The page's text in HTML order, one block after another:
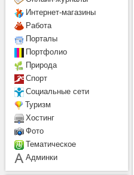
Интернет-магазины
Работа
Порталы
Портфолио
Природа
Спорт
Социальные сети
Туризм
Хостинг
Фото
Тематическое
Админки